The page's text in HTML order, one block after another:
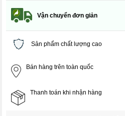
Vận chuyển đơn giản
Sản phẩm chất lượng cao
Bán hàng trên toàn quốc
Thanh toán khi nhận hàng